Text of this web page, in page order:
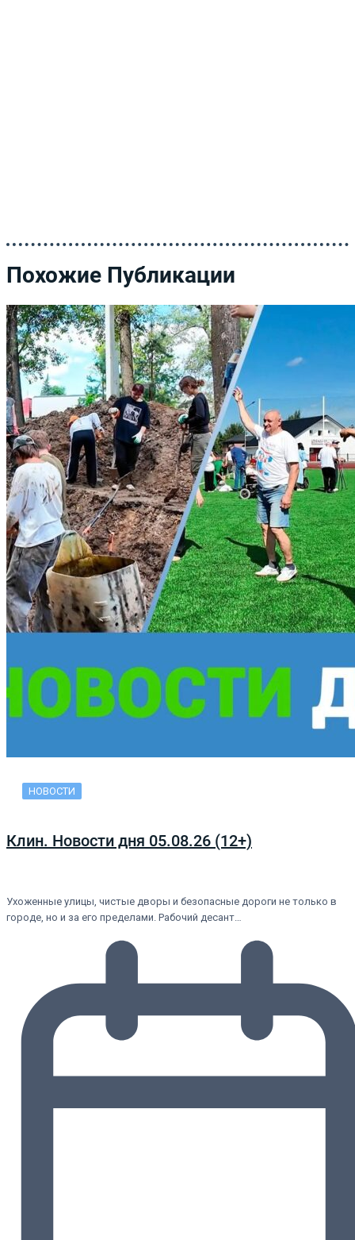
Похожие Публикации
НОВОСТИ
Клин. Новости дня 05.08.26 (12+)
Ухоженные улицы, чистые дворы и безопасные дороги не только в
городе, но и за его пределами. Рабочий десант…